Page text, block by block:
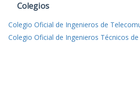
Colegios
Colegio Oficial de Ingenieros de
Colegio Oficial de Ingenieros Técnicos